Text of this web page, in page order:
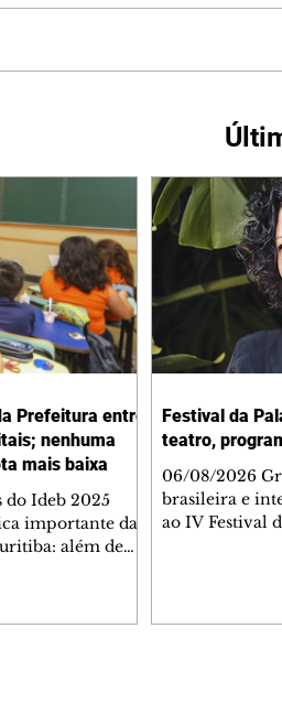
Prefeitura entre
nenhuma
mais baixa
do Ideb 2025
importante da
além de
Festival da
teatro,
06/08/2026
brasileira e
ao IV Festival